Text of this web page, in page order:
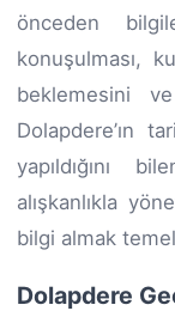
önceden
konuşulması,
beklemesini
Dolapdere’ın
yapıldığını
alışkanlıkla
bilgi almak
Dolapdere